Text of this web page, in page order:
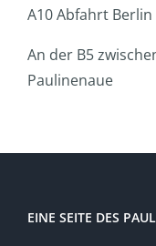
A10 Abfahrt
An der B5
Paulinenaue
EINE SEITE DES